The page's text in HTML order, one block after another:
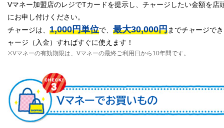
Vマネー加盟店のレジでTカードを提示し、チャージしたい金額を店
にお申し付けください。
チャージは、 1,000円単位で、 最大30,000円までチャージで
ャージ（入金）すればすぐに使えます！
※Vマネーの有効期限は、Vマネーの最終ご利用日から10年間です。